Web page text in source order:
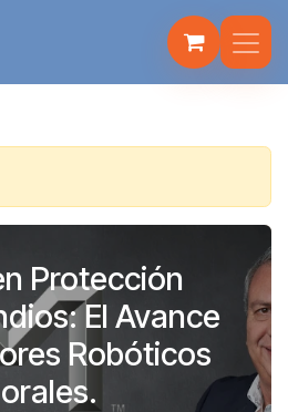
Protección
El Avance
Robóticos